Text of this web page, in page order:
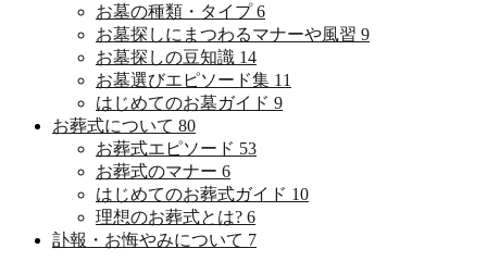
お墓の種類・タイプ6
お墓探しにまつわるマナーや風習 9
お墓探しの豆知識 14
お墓選びエピソード集 11
はじめてのお墓ガイド 9
お葬式について 80
お葬式エピソード 53
お葬式のマナー 6
はじめてのお葬式ガイド 10
理想のお葬式とは? 6
訃報・お悔やみについて 7